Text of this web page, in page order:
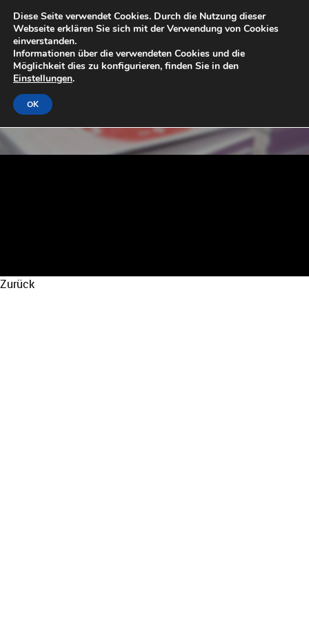
Zurück
Diese Seite verwendet Cookies. Durch die Nutzung dieser
Webseite erklären Sie sich mit der Verwendung von Cookies
einverstanden.
Informationen über die verwendeten Cookies und die
Möglichkeit dies zu konfigurieren, finden Sie in den
Einstellungen.
OK